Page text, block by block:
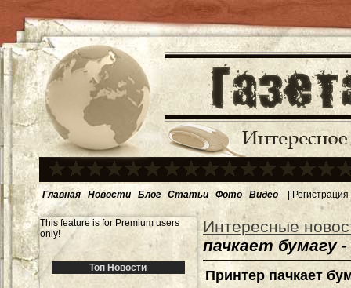
Главная Новости Блог Статьи Фото Видео | Регистрация
This feature is for Premium users
only!
Топ Новости
Интересные
пачкает бумагу
Принтер пачкает